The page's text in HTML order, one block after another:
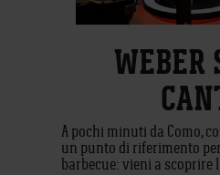
WEBER
A pochi minuti da Como,
un punto di riferimento
barbecue: vieni a scoprire